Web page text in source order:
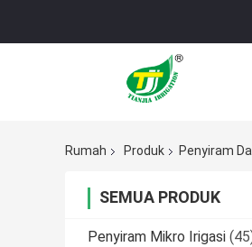
Rumah Produk Penyiram
SEMUA PRODUK
Penyiram Mikro Irigasi